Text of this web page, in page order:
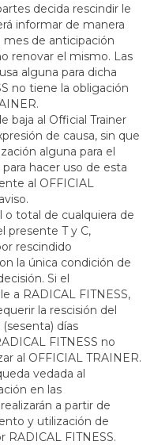
decida rescindir le
informar de manera
de anticipación
renovar el mismo. Las
alguna para dicha
no tiene la obligación
baja al Official Trainer
de causa, sin que
alguna para el
hacer uso de esta
al OFFICIAL
o total de cualquiera de
presente T y C,
rescindido
la única condición de
Si el
a RADICAL FITNESS,
la rescisión del
días
FITNESS no
al OFFICIAL TRAINER.
vedada al
en las
a partir de
y utilización de
FITNESS.